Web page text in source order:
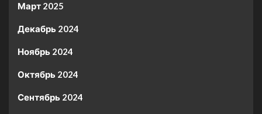
Март 2025
Декабрь 2024
Ноябрь 2024
Октябрь 2024
Сентябрь 2024